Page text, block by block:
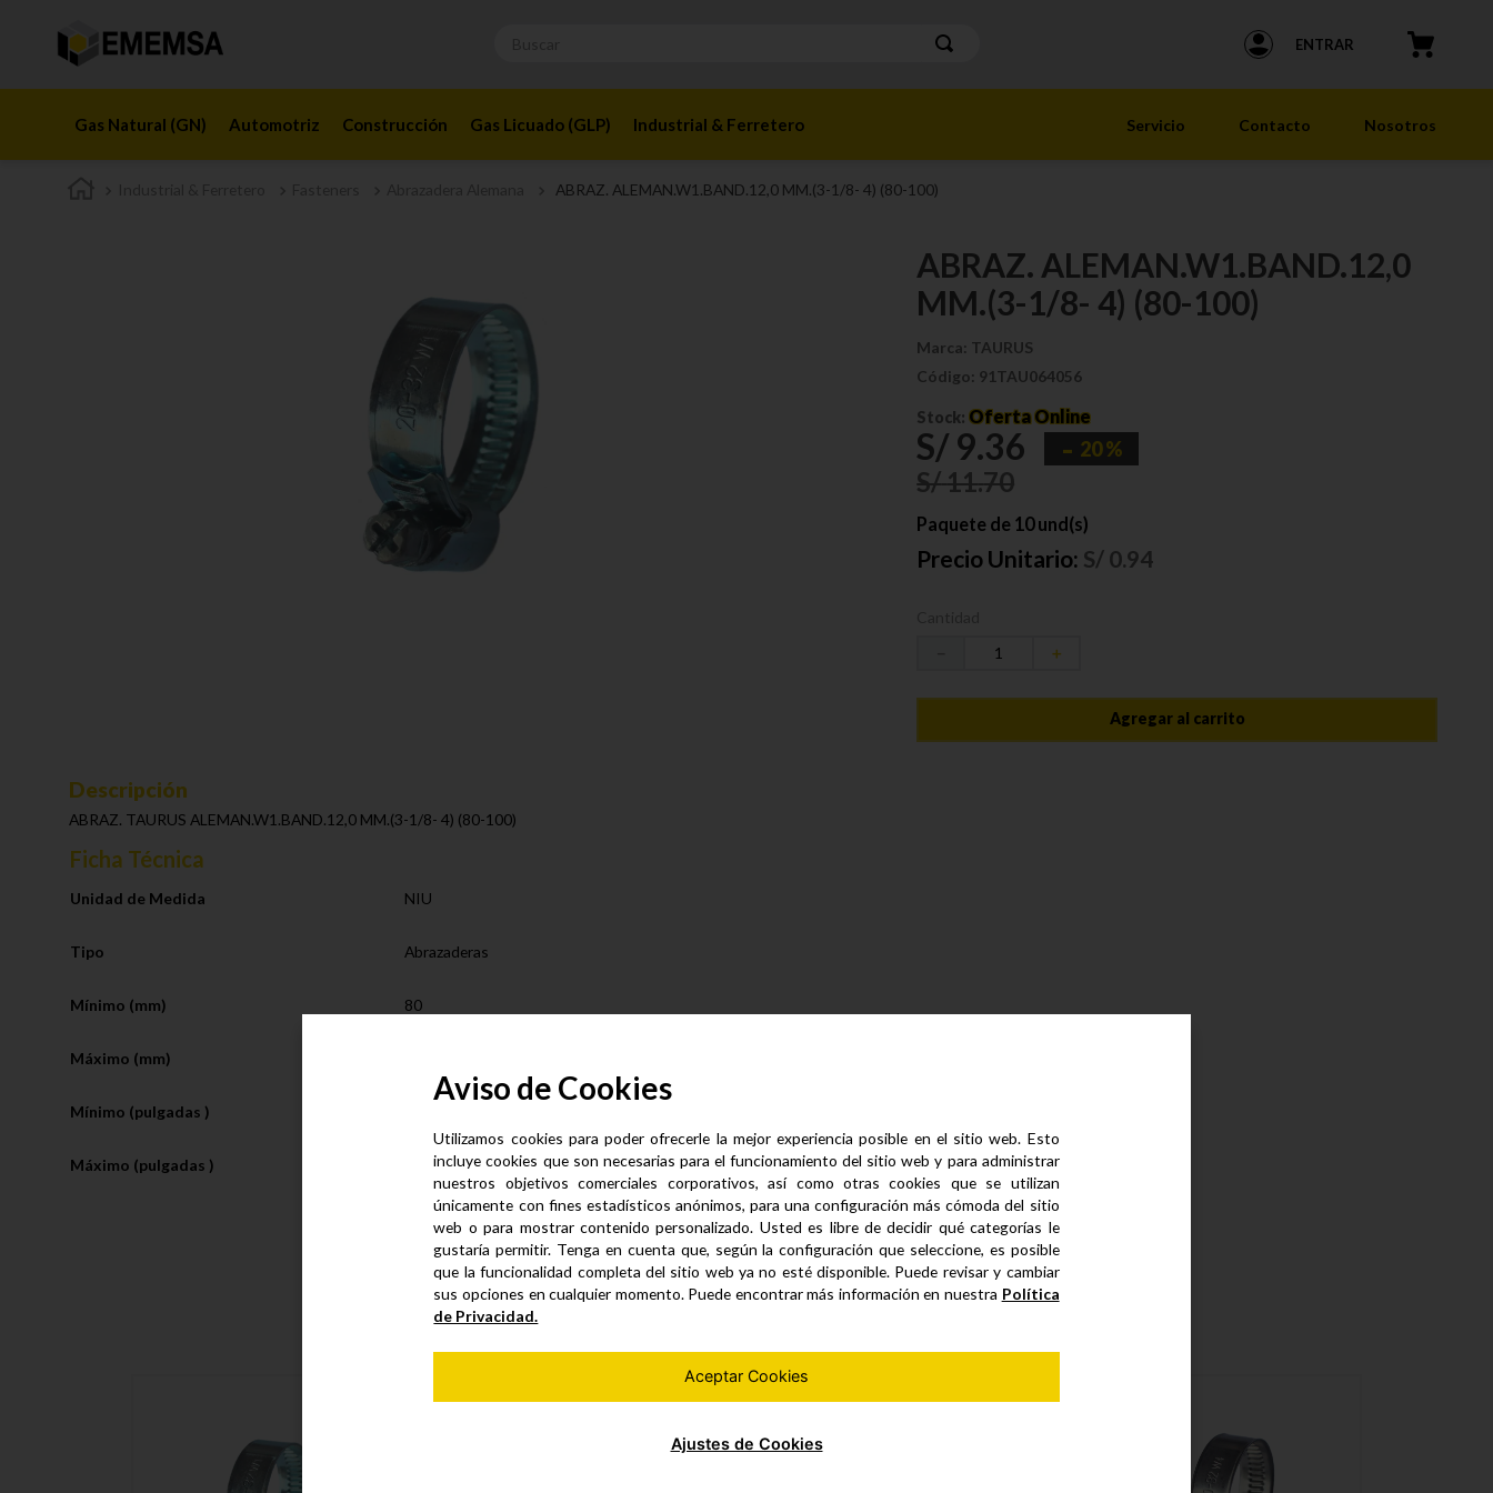
ENTRAR
Gas Natural (GN) Automotriz Construcción Gas Licuado (GLP) Industrial & Ferretero Servicio Contacto Nosotros
ABRAZ. ALEMAN.W1.BAND.12,0 MM.(3-1/8- 4) (80-100)
ABRAZ. ALEMAN.W1.BAND.12,0
MM.(3-1/8- 4) (80-100)
Marca: TAURUS
Código: 91TAU064056
Stock:Oferta Online
S/ 9.36 20 %
S/11.70
Paquete de 10 und(s)
Precio Unitario: S/ 0.94
＋
Agregar al carrito
Descripción
ABRAZ. TAURUS ALEMAN.W1.BAND.12,0 MM.(3-1/8- 4) (80-100)
Ficha Técnica
Unidad de Medida NIU
Tipo Abrazaderas
Mínimo (mm) 80
Máximo (mm)
Mínimo (pulgadas )
Máximo (pulgadas )
Productos similares
Aviso de Cookies
Utilizamos cookies para poder ofrecerle la mejor experiencia posible en el sitio web. Esto
incluye cookies que son necesarias para el funcionamiento del sitio web y para administrar
nuestros objetivos comerciales corporativos, así como otras cookies que se utilizan
únicamente con fines estadísticos anónimos, para una configuración más cómoda del sitio
web o para mostrar contenido personalizado. Usted es libre de decidir qué categorías le
gustaría permitir. Tenga en cuenta que, según la configuración que seleccione, es posible
que la funcionalidad completa del sitio web ya no esté disponible. Puede revisar y cambiar
sus opciones en cualquier momento. Puede encontrar más información en nuestra Política
de Privacidad.
Aceptar Cookies
Ajustes de Cookies